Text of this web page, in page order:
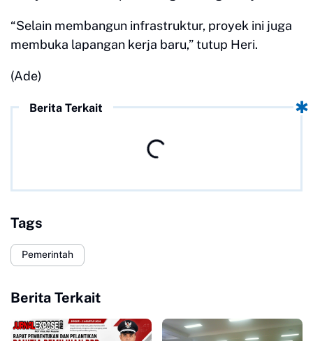
“Selain membangun infrastruktur, proyek ini juga
membuka lapangan kerja baru,” tutup Heri.
(Ade)
Berita Terkait
Tags
Pemerintah
Berita Terkait